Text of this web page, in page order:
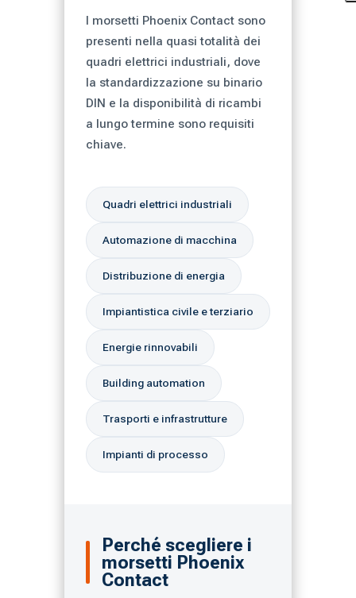
I morsetti Phoenix Contact sono
presenti nella quasi totalità dei
quadri elettrici industriali, dove
la standardizzazione su binario
DIN e la disponibilità di ricambi
a lungo termine sono requisiti
chiave.
Quadri elettrici industriali
Automazione di macchina
Distribuzione di energia
Impiantistica civile e terziario
Energie rinnovabili
Building automation
Trasporti e infrastrutture
Impianti di processo
Perché scegliere i
morsetti Phoenix
Contact